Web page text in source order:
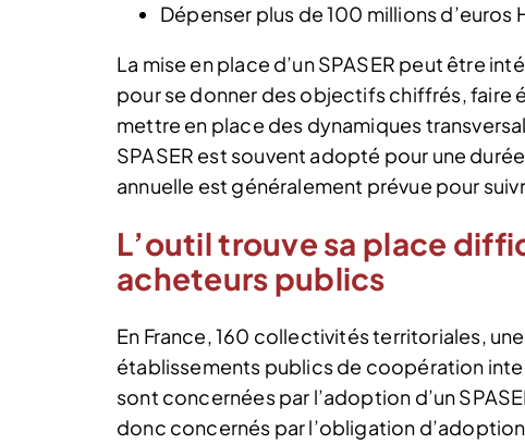
Dépenser plus de 100 millions d’euros
La mise en place d’un SPASER peut être
pour se donner des objectifs chiffrés, faire
mettre en place des dynamiques
SPASER est souvent adopté pour une
annuelle est généralement prévue pour
L’outil trouve sa place
acheteurs publics
En France, 160 collectivités territoriales,
établissements publics de coopération
sont concernées par l’adoption d’un
donc concernés par l’obligation